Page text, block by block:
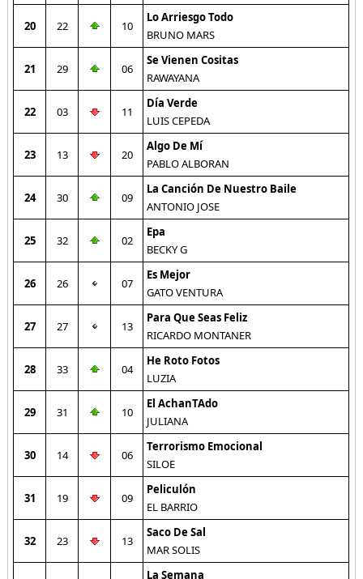
20 22 10
Lo Arriesgo Todo
BRUNO MARS
21 29 06
Se Vienen Cositas
RAWAYANA
22 03 11
Día Verde
LUIS CEPEDA
23 13 20
Algo De Mí
PABLO ALBORAN
24 30 09
La Canción De Nuestro Baile
ANTONIO JOSE
25 32 02
Epa
BECKY G
26 26 07
Es Mejor
GATO VENTURA
27 27 13
Para Que Seas Feliz
RICARDO MONTANER
28 33 04
He Roto Fotos
LUZIA
29 31 10
El AchanTAdo
JULIANA
30 14 06
Terrorismo Emocional
SILOE
31 19 09
Peliculón
EL BARRIO
32 23 13
Saco De Sal
MAR SOLIS
La Semana